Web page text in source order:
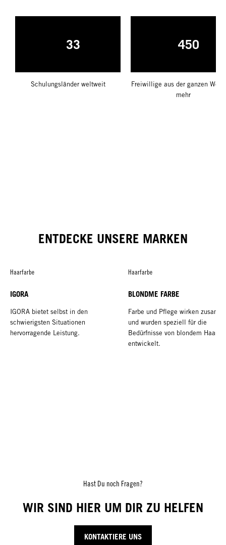
33
Schulungsländer weltweit
450
Freiwillige aus der ganzen Welt
mehr
ENTDECKE UNSERE MARKEN
Haarfarbe
IGORA
IGORA bietet selbst in den
schwierigsten Situationen
hervorragende Leistung.
Haarfarbe
BLONDME FARBE
Farbe und Pflege wirken
und wurden speziell für die
Bedürfnisse von blondem Haar
entwickelt.
Hast Du noch Fragen?
WIR SIND HIER UM DIR ZU HELFEN
KONTAKTIERE UNS